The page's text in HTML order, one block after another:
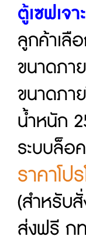
ตู้เซฟเจ
ลูกค้าเลื
ขนาดภา
ขนาดภา
น้ำหนัก
ระบบล็อ
ราคาโป
(สำหรับ
ส่งฟรี ก